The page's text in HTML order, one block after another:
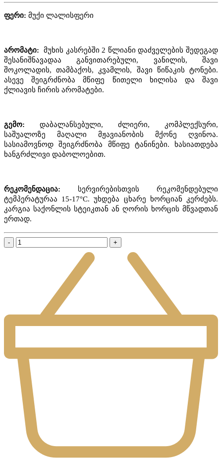
ფერი: მუქი ლალისფერი
არომატი:მუხის კასრებში 2 წლიანი დაძველების შედეგად
შესანიშნავადაა განვითარებული, ვანილის, შავი
შოკოლადის, თამბაქოს, კვამლის, შავი წიწაკის ტონები.
ასევე შეიგრძნობა მწიფე წითელი ხილისა და შავი
ქლიავის ჩირის არომატები.
გემო: დაბალანსებული, ძლიერი, კომპლექსური,
საშუალოზე მაღალი მჟავიანობის მქონე ღვინოა.
სასიამოვნოდ შეიგრძნობა მწიფე ტანინები. ხასიათდება
ხანგრძლივი დაბოლოებით.
რეკომენდაცია: სერვირებისთვის რეკომენდებული
ტემპერატურაა 15-17°C.უხდება ცხარე ხორციან კერძებს.
კარგია საქონლის სტეიკთან ან ღორის ხორცის მწვადთან
ერთად.